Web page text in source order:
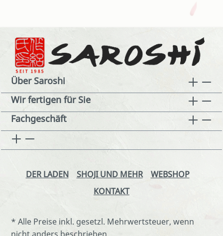
Über Saroshi
Wir fertigen für Sie
Fachgeschäft
DER LADEN SHOJI UND MEHR
WEBSHOP
KONTAKT
* Alle Preise inkl. gesetzl. Mehrwertsteuer, wenn